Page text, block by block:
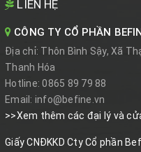
LIÊN HỆ
CÔNG TY CỔ PHẦN
Địa chỉ: Thôn Bình Sậy, Xã
Thanh Hóa
Hotline: 0865 89 79 88
Email: info@befine.vn
>>Xem thêm các đại lý và
Giấy CNĐKKD Cty Cổ phần